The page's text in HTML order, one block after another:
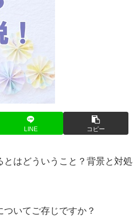
LINE コピー
はどういうこと？背景と対処
いてご存じですか？